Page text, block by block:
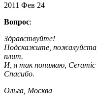
2011 Фев 24
Вопрос:
Здравствуйте!
Подскажите, пожалуйста,
плит.
И, я так понимаю,
Спасибо.
Ольга, Москва